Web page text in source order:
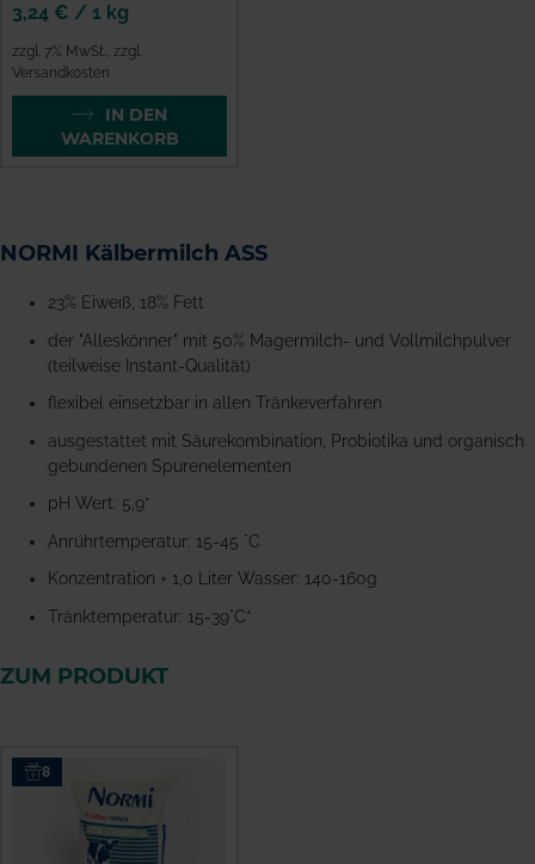
zzgl. 7% MwSt.
zzgl.
Versandkosten
3,24 € / 1 kg
IN DEN
WARENKORB
NORMI Kälbermilch ASS
23% Eiweiß, 18% Fett
der "Alleskönner" mit 50% Magermilch- und Vollmilchpulver
(teilweise Instant-Qualität)
flexibel einsetzbar in allen Tränkeverfahren
ausgestattet mit Säurekombination, Probiotika und organisch
gebundenen Spurenelementen
pH Wert: 5,9*
Anrührtemperatur: 15-45 °C
Konzentration + 1,0 Liter Wasser: 140-160g
Tränktemperatur: 15-39°C*
ZUM PRODUKT
8